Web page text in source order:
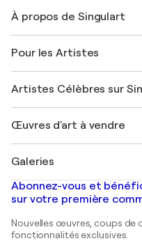
Expédition
Offrir une carte cadeau
Rejoignez notre
Mon compte
+33 1 76 44 06 42
À propos de Singulart
FAQ
Magazine Singulart
Emplois
Découvrez une sélection
Pour les Artistes
Se connecter en tant
Artistes Célèbres sur
Marc Chagall
Banksy
Mr. Brainwash
Shepard Fairey
Œuvres d'art à vendre
Tableaux abstraits à
Peintures de paysage
Estampes
Peintures acryliques
Galeries
Galeries d'art en France
Galeries d'art en Belgique
Abonnez-vous et
sur votre première
Nouvelles œuvres, coups de
fonctionnalités exclusives.